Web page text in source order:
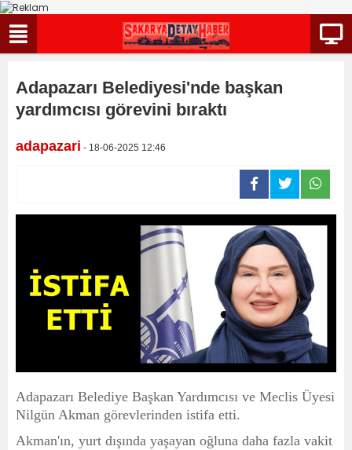
Adapazarı Belediyesi'nde başkan
yardımcısı görevini bıraktı
adapazari - 18-06-2025 12:46
Adapazarı Belediye Başkan Yardımcısı ve Meclis Üyesi
Nilgün Akman görevlerinden istifa etti.
Akman'ın, yurt dışında yaşayan oğluna daha fazla vakit